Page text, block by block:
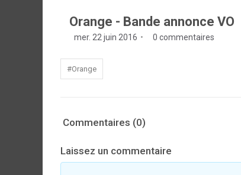
Orange - Bande annonce VO
mer. 22 juin 2016 0 commentaires
#Orange
Commentaires (0)
Laissez un commentaire